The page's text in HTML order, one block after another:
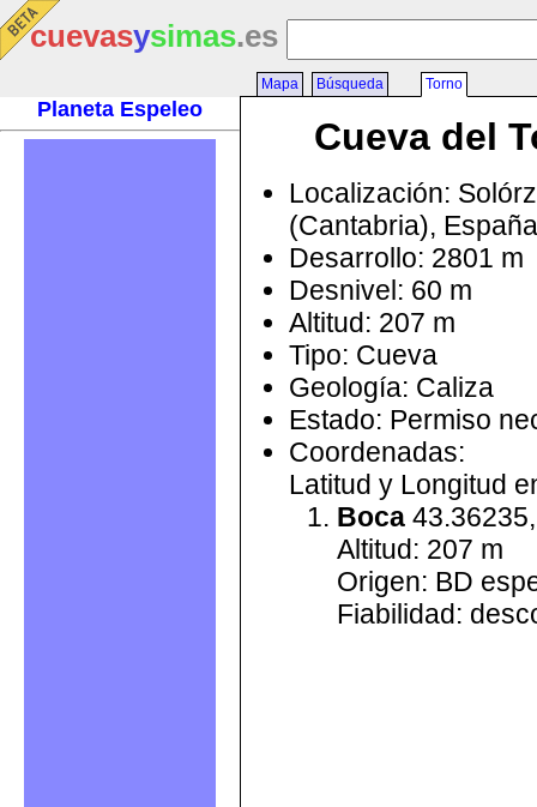
cuevasysimas.es
Planeta Espeleo
Mapa Búsqueda Torno
Cueva del
Localización:
(Cantabria), España
Desarrollo: 2801 m
Desnivel: 60 m
Altitud: 207 m
Tipo: Cueva
Geología: Caliza
Estado: Permiso
Coordenadas:
Latitud y Longitud
Boca
Altitud: 207 m
Origen: BD
Fiabilidad: